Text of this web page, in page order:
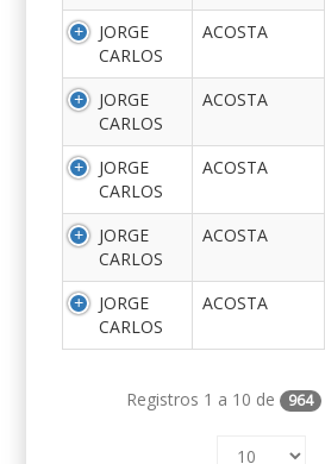
JORGE
CARLOS
ACOSTA
JORGE
CARLOS
ACOSTA
JORGE
CARLOS
ACOSTA
JORGE
CARLOS
ACOSTA
JORGE
CARLOS
ACOSTA
Registros 1 a 10 de 964